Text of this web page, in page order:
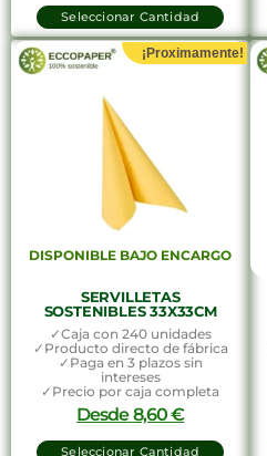
Seleccionar Cantidad
¡Proximamente!
DISPONIBLE BAJO ENCARGO
SERVILLETAS
SOSTENIBLES 33X33CM
✓Caja con 240 unidades
✓Producto directo de fábrica
✓Paga en 3 plazos sin
intereses
✓Precio por caja completa
Desde8,60€
Seleccionar Cantidad